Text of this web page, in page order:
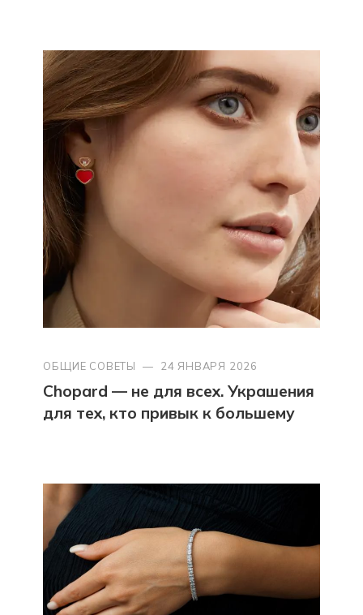
ОБЩИЕ СОВЕТЫ — 24 ЯНВАРЯ 2026
Chopard — не для всех. Украшения
для тех, кто привык к большему